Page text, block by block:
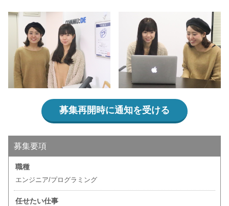
募集再開時に通知を受ける
募集要項
職種
エンジニア/プログラミング
任せたい仕事